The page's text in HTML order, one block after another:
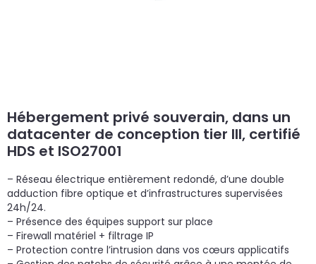
Hébergement privé souverain, dans un
datacenter de conception tier III, certifié
HDS et ISO27001
– Réseau électrique entièrement redondé, d’une double
adduction fibre optique et d’infrastructures supervisées
24h/24.
– Présence des équipes support sur place
– Firewall matériel + filtrage IP
– Protection contre l’intrusion dans vos cœurs applicatifs